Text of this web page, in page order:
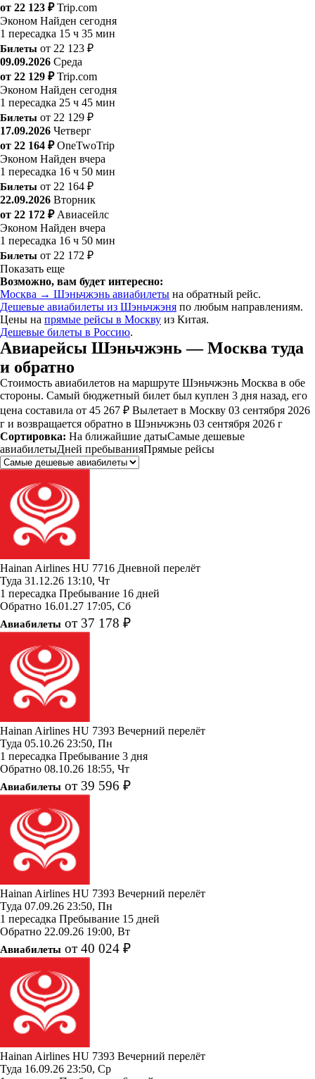
от 22 123 ₽ Trip.com
Эконом Найден сегодня
1 пересадка 15 ч 35 мин
Билеты от 22 123 ₽
09.09.2026 Среда
от 22 129 ₽ Trip.com
Эконом Найден сегодня
1 пересадка 25 ч 45 мин
Билеты от 22 129 ₽
17.09.2026 Четверг
от 22 164 ₽ OneTwoTrip
Эконом Найден вчера
1 пересадка 16 ч 50 мин
Билеты от 22 164 ₽
22.09.2026 Вторник
от 22 172 ₽ Авиасейлс
Эконом Найден вчера
1 пересадка 16 ч 50 мин
Билеты от 22 172 ₽
Показать еще
Возможно, вам будет интересно:
Москва → Шэньчжэнь авиабилеты на обратный рейс.
Дешевые авиабилеты из Шэньчжэня по любым направлениям.
Цены на прямые рейсы в Москву из Китая.
Дешевые билеты в Россию.
Авиарейсы Шэньчжэнь — Москва туда
и обратно
Стоимость авиабилетов на маршруте Шэньчжэнь Москва в обе
стороны. Самый бюджетный билет был куплен 3 дня назад, его
цена составила от 45 267 ₽ Вылетает в Москву 03 сентября 2026
г и возвращается обратно в Шэньчжэнь 03 сентября 2026 г
Сортировка: На ближайшие датыСамые дешевые
авиабилетыДней пребыванияПрямые рейсы
Hainan Airlines HU 7716 Дневной перелёт
Туда 31.12.26 13:10, Чт
1 пересадка Пребывание 16 дней
Обратно 16.01.27 17:05, Сб
Авиабилеты от 37 178 ₽
Hainan Airlines HU 7393 Вечерний перелёт
Туда 05.10.26 23:50, Пн
1 пересадка Пребывание 3 дня
Обратно 08.10.26 18:55, Чт
Авиабилеты от 39 596 ₽
Hainan Airlines HU 7393 Вечерний перелёт
Туда 07.09.26 23:50, Пн
1 пересадка Пребывание 15 дней
Обратно 22.09.26 19:00, Вт
Авиабилеты от 40 024 ₽
Hainan Airlines HU 7393 Вечерний перелёт
Туда 16.09.26 23:50, Ср